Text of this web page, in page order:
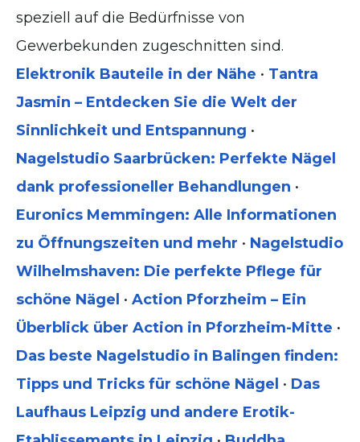
speziell auf die Bedürfnisse von
Gewerbekunden zugeschnitten sind.
Elektronik Bauteile in der Nähe • Tantra
Jasmin – Entdecken Sie die Welt der
Sinnlichkeit und Entspannung •
Nagelstudio Saarbrücken: Perfekte Nägel
dank professioneller Behandlungen •
Euronics Memmingen: Alle Informationen
zu Öffnungszeiten und mehr • Nagelstudio
Wilhelmshaven: Die perfekte Pflege für
schöne Nägel • Action Pforzheim – Ein
Überblick über Action in Pforzheim-Mitte •
Das beste Nagelstudio in Balingen finden:
Tipps und Tricks für schöne Nägel • Das
Laufhaus Leipzig und andere Erotik-